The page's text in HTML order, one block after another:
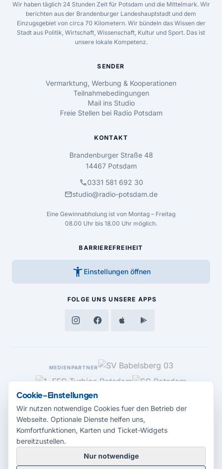
Wir haben täglich 24 Stunden Zeit für Potsdam und die Mittelmark. Wir
berichten aus der Brandenburger Landeshauptstadt und dem
Einzugsgebiet von circa 70 Kilometern. Wir bündeln das Wissen der
Stadt aus Politik, Wirtschaft, Wissenschaft, Kultur und Sport. Das ist
unsere lokale Kompetenz.
SENDER
Vermarktung, Werbung & Kooperationen
Teilnahmebedingungen
Mail ins Studio
Freie Stellen bei Radio Potsdam
KONTAKT
Brandenburger Straße 48
14467 Potsdam
call0331 581 692 30
mailstudio@radio-potsdam.de
Eine Gewinnabholung ist von Montag – Freitag
08.00 Uhr bis 18.00 Uhr möglich.
BARRIEREFREIHEIT
accessibility_new Einstellungen öffnen
FOLGE UNS UNSERE APPS
MEDIENPARTNER
© 2026 Radio Potsdam. Webseite entwickelt durch dieMedienagentur
Cookie-Einstellungen
Wir nutzen notwendige Cookies fuer den Betrieb der
Webseite. Optionale Dienste helfen uns,
Komfortfunktionen, Karten und Ticket-Widgets
bereitzustellen.
Nur notwendige